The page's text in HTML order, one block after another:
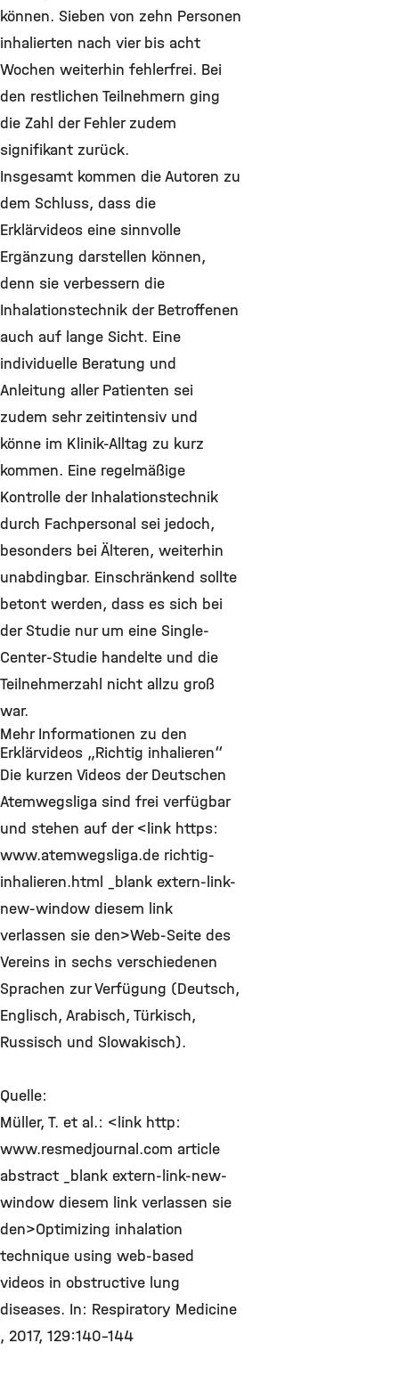
können. Sieben von zehn Personen
inhalierten nach vier bis acht
Wochen weiterhin fehlerfrei. Bei
den restlichen Teilnehmern ging
die Zahl der Fehler zudem
signifikant zurück.
Insgesamt kommen die Autoren zu
dem Schluss, dass die
Erklärvideos eine sinnvolle
Ergänzung darstellen können,
denn sie verbessern die
Inhalationstechnik der Betroffenen
auch auf lange Sicht. Eine
individuelle Beratung und
Anleitung aller Patienten sei
zudem sehr zeitintensiv und
könne im Klinik-Alltag zu kurz
kommen. Eine regelmäßige
Kontrolle der Inhalationstechnik
durch Fachpersonal sei jedoch,
besonders bei Älteren, weiterhin
unabdingbar. Einschränkend sollte
betont werden, dass es sich bei
der Studie nur um eine Single-
Center-Studie handelte und die
Teilnehmerzahl nicht allzu groß
war.
Mehr Informationen zu den
Erklärvideos „Richtig inhalieren“
Die kurzen Videos der Deutschen
Atemwegsliga sind frei verfügbar
und stehen auf der <link https:
www.atemwegsliga.de richtig-
inhalieren.html _blank extern-link-
new-window diesem link
verlassen sie den>Web-Seite des
Vereins in sechs verschiedenen
Sprachen zur Verfügung (Deutsch,
Englisch, Arabisch, Türkisch,
Russisch und Slowakisch).
Quelle:
Müller, T. et al.: <link http:
www.resmedjournal.com article
abstract _blank extern-link-new-
window diesem link verlassen sie
den>Optimizing inhalation
technique using web-based
videos in obstructive lung
diseases. In: Respiratory Medicine
, 2017, 129:140-144